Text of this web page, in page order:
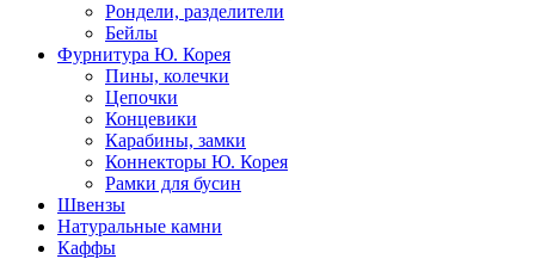
Рондели, разделители
Бейлы
Фурнитура Ю. Корея
Пины, колечки
Цепочки
Концевики
Карабины, замки
Коннекторы Ю. Корея
Рамки для бусин
Швензы
Натуральные камни
Каффы